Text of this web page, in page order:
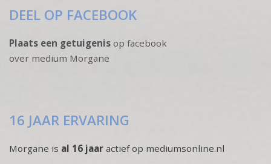
DEEL OP FACEBOOK
Plaats een getuigenis op facebook
over medium Morgane
16 JAAR ERVARING
Morgane is al 16 jaar actief op mediumsonline.nl